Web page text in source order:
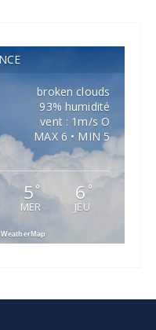
broken clouds
93% humidité
vent : 1m/s O
MAX 6 • MIN 5
5°
MER
6 °
JEU